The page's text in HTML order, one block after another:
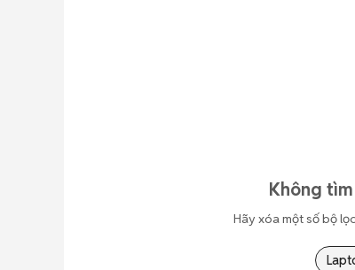
Không
Hãy xóa một số bộ